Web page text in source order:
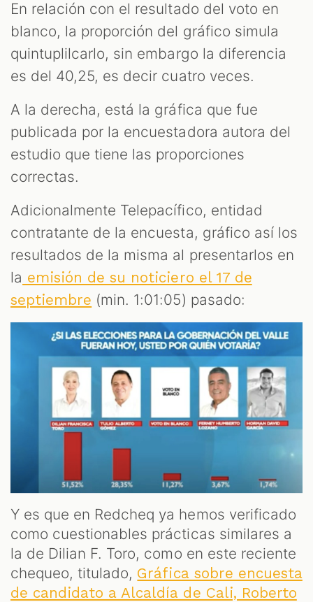
En relación con el resultado del voto en
blanco, la proporción del gráfico simula
quintuplilcarlo, sin embargo la diferencia
es del 40,25, es decir cuatro veces.
A la derecha, está la gráfica que fue
publicada por la encuestadora autora del
estudio que tiene las proporciones
correctas.
Adicionalmente Telepacífico, entidad
contratante de la encuesta, gráfico así los
resultados de la misma al presentarlos en
la emisión de su noticiero el 17 de
septiembre (min. 1:01:05) pasado:
Y es que en Redcheq ya hemos verificado
como cuestionables prácticas similares a
la de Dilian F. Toro, como en este reciente
chequeo, titulado, Gráfica sobre encuesta
de candidato a Alcaldía de Cali, Roberto